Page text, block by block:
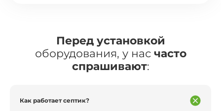
Перед установкой
оборудования, у нас часто
спрашивают:
Как работает септик?